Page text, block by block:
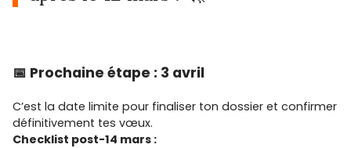
📅 Prochaine étape : 3 avril
C’est la date limite pour finaliser ton dossier et confirmer
définitivement tes vœux.
Checklist post-14 mars :